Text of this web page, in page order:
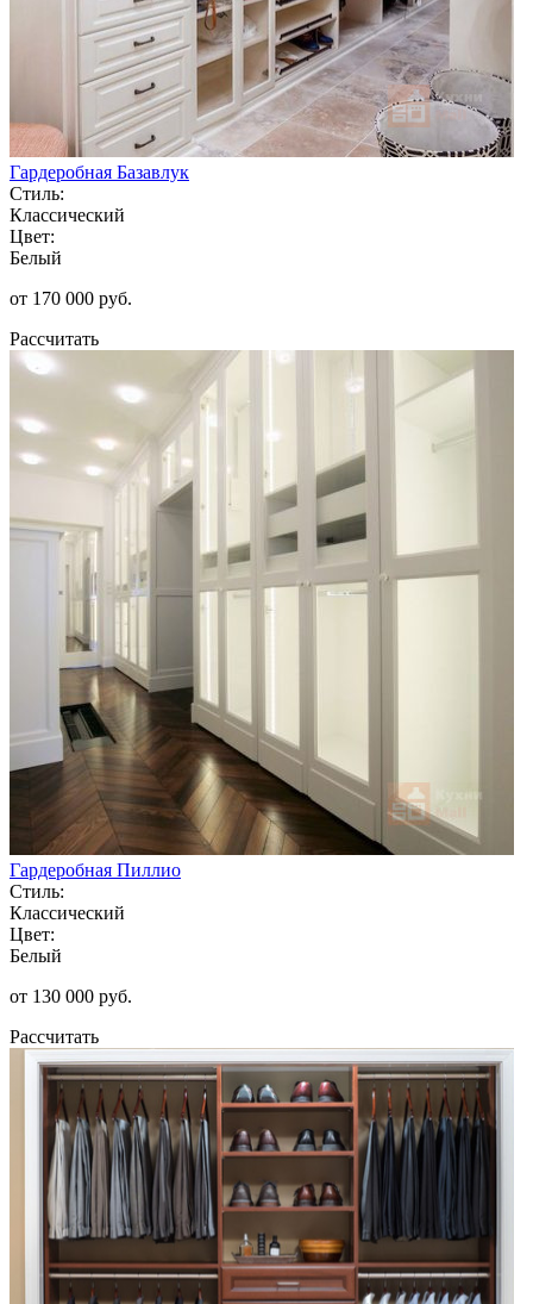
Гардеробная Базавлук
Стиль:
Классический
Цвет:
Белый
от 170 000 руб.
Рассчитать
Гардеробная Пиллио
Стиль:
Классический
Цвет:
Белый
от 130 000 руб.
Рассчитать